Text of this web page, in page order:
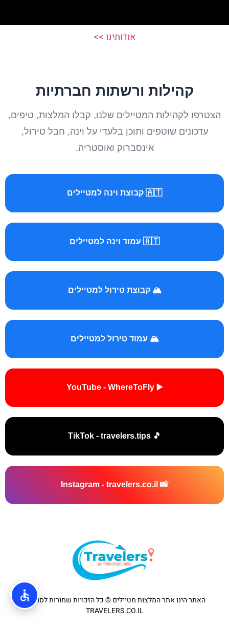
אודותינו >>
קהילות ורשתות חברתיות
הצטרפו לקהילות המטיילים שלנו, קבלו המלצות, טיפים,
עדכונים שוטפים ותוכן בלעדי על וינה, חבל טירול,
אינסברוק ואוסטריה.
🇦🇹 קבוצת וינה למטיילים
🇦🇹 עמוד וינה למטיילים
🏔️ קבוצת טירול למטיילים
🏔️ עמוד טירול למטיילים
▶️ YouTube - WhereToFly
🎵 TikTok - travelers.tips
📸 Instagram - travelers.co.il
האתר הינו אתר המלצות מטיילים © כל הזכויות שמורות לסוכנות
TRAVELERS.CO.IL